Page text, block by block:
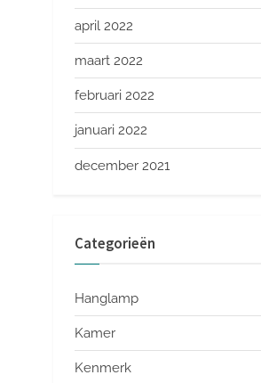
april 2022
maart 2022
februari 2022
januari 2022
december 2021
Categorieën
Hanglamp
Kamer
Kenmerk